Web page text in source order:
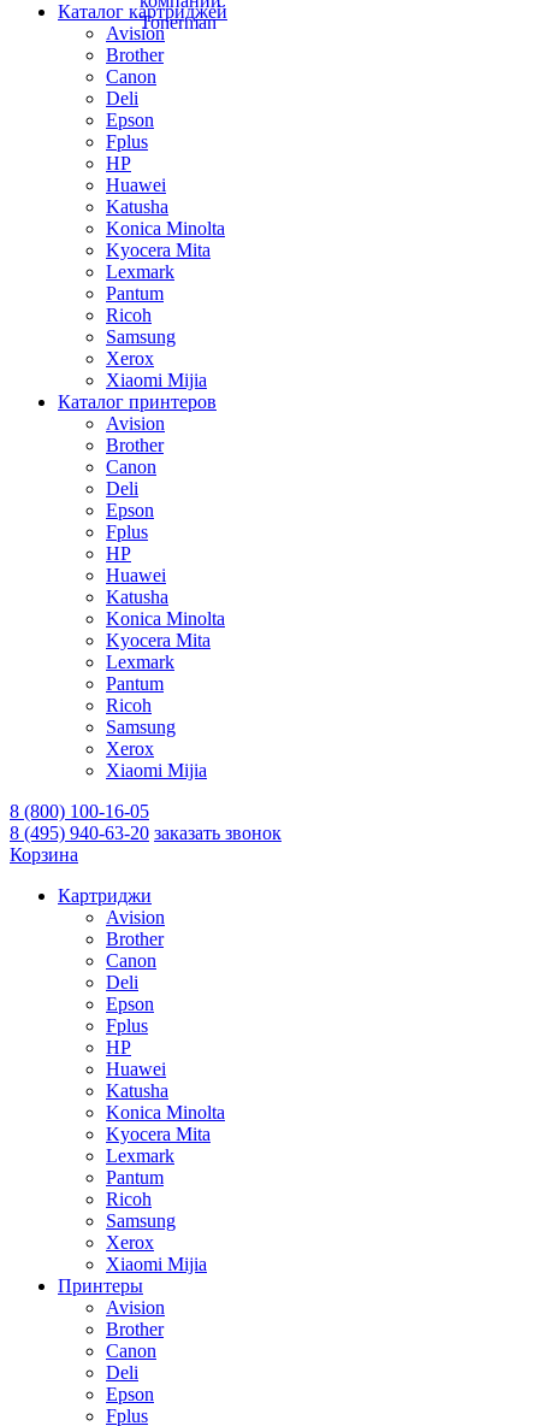
Каталог картриджей
Avision
Brother
Canon
Deli
Epson
Fplus
HP
Huawei
Katusha
Konica Minolta
Kyocera Mita
Lexmark
Pantum
Ricoh
Samsung
Xerox
Xiaomi Mijia
Каталог принтеров
Avision
Brother
Canon
Deli
Epson
Fplus
HP
Huawei
Katusha
Konica Minolta
Kyocera Mita
Lexmark
Pantum
Ricoh
Samsung
Xerox
Xiaomi Mijia
8 (800) 100-16-05
8 (495) 940-63-20 заказать звонок
Корзина
Картриджи
Avision
Brother
Canon
Deli
Epson
Fplus
HP
Huawei
Katusha
Konica Minolta
Kyocera Mita
Lexmark
Pantum
Ricoh
Samsung
Xerox
Xiaomi Mijia
Принтеры
Avision
Brother
Canon
Deli
Epson
Fplus